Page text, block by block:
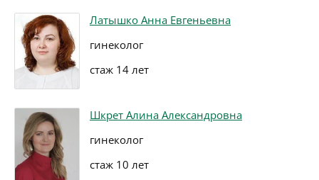
Латышко Анна Евгеньевна
гинеколог
стаж 14 лет
Шкрет Алина Александровна
гинеколог
стаж 10 лет